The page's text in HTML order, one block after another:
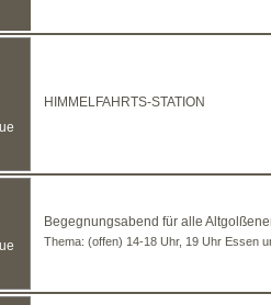
HIMMELFAHRTS-STATION
Begegnungsabend für alle
Thema: (offen) 14-18 Uhr, 19 Uhr Essen